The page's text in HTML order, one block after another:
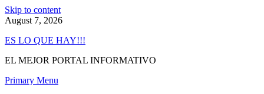
Skip to content
August 7, 2026
ES LO QUE HAY!!!
EL MEJOR PORTAL INFORMATIVO
Primary Menu